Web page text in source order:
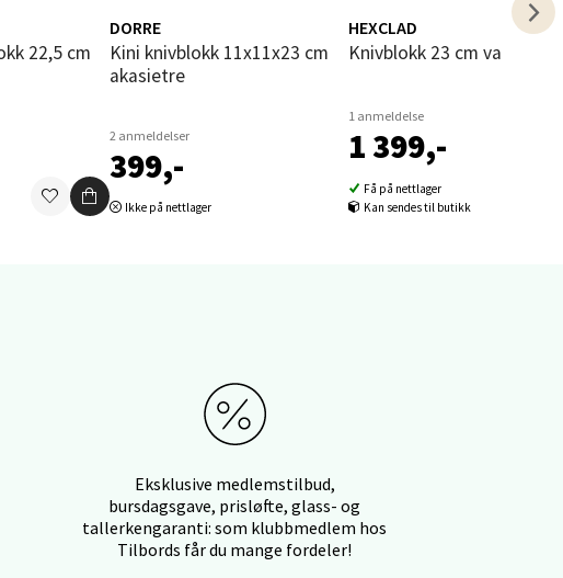
DORRE
Kini knivblokk 11x11x23 cm
akasietre
2 anmeldelser
399,-
Ikke på nettlager
HEXCLAD
Knivblokk 23 cm valnøtt
1 anmeldelse
1 399,-
Få på nettlager
Kan sendes til butikk
Eksklusive medlemstilbud,
bursdagsgave, prisløfte, glass- og
tallerkengaranti: som klubbmedlem hos
Tilbords får du mange fordeler!